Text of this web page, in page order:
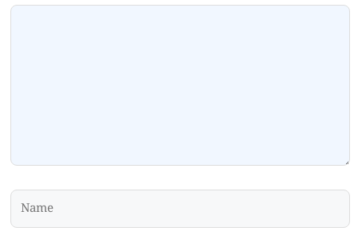
Comment
Name